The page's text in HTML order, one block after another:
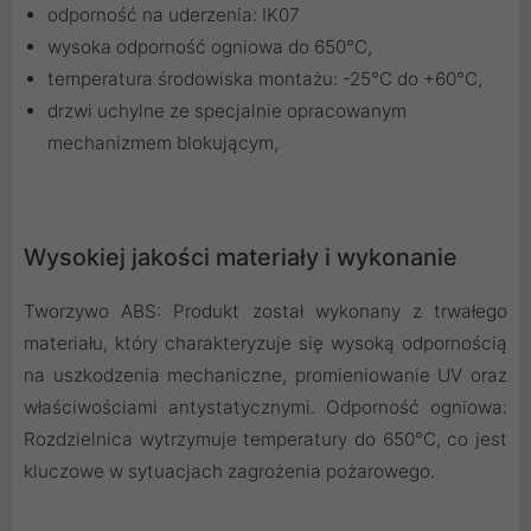
odporność na uderzenia: IK07
wysoka odporność ogniowa do 650°C,
temperatura środowiska montażu: -25°C do +60°C,
drzwi uchylne ze specjalnie opracowanym
mechanizmem blokującym,
Wysokiej jakości materiały i wykonanie
Tworzywo ABS: Produkt został wykonany z trwałego
materiału, który charakteryzuje się wysoką odpornością
na uszkodzenia mechaniczne, promieniowanie UV oraz
właściwościami antystatycznymi. Odporność ogniowa:
Rozdzielnica wytrzymuje temperatury do 650°C, co jest
kluczowe w sytuacjach zagrożenia pożarowego.